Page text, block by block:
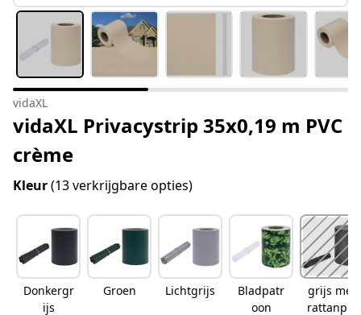
vidaXL
vidaXL Privacystrip 35x0,19 m PVC
crème
Kleur(13 verkrijgbare opties)
Donkergr
ijs
Groen Lichtgrijs
Bladpatr
oon
grijs met
rattanpat